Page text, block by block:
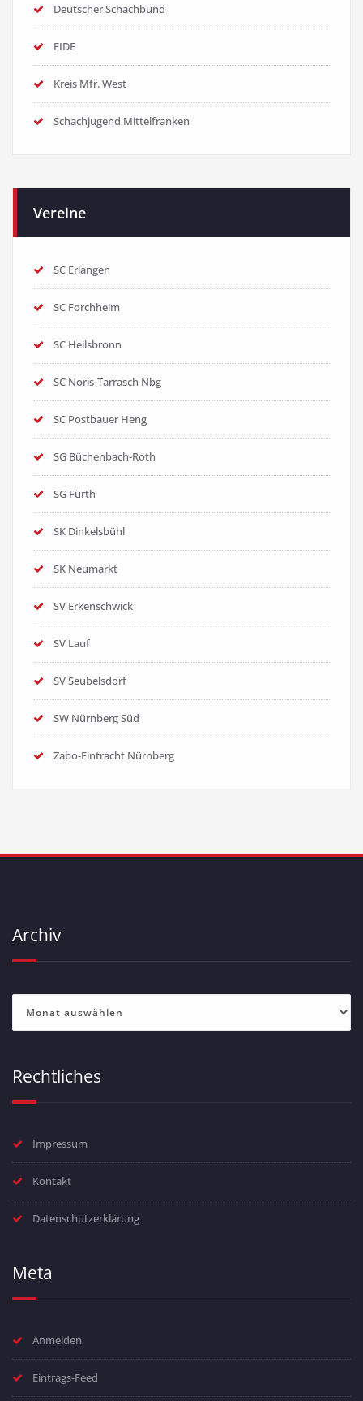
Deutscher Schachbund
FIDE
Kreis Mfr. West
Schachjugend Mittelfranken
Vereine
SC Erlangen
SC Forchheim
SC Heilsbronn
SC Noris-Tarrasch Nbg
SC Postbauer Heng
SG Büchenbach-Roth
SG Fürth
SK Dinkelsbühl
SK Neumarkt
SV Erkenschwick
SV Lauf
SV Seubelsdorf
SW Nürnberg Süd
Zabo-Eintracht Nürnberg
Archiv
Rechtliches
Impressum
Kontakt
Datenschutzerklärung
Meta
Anmelden
Eintrags-Feed